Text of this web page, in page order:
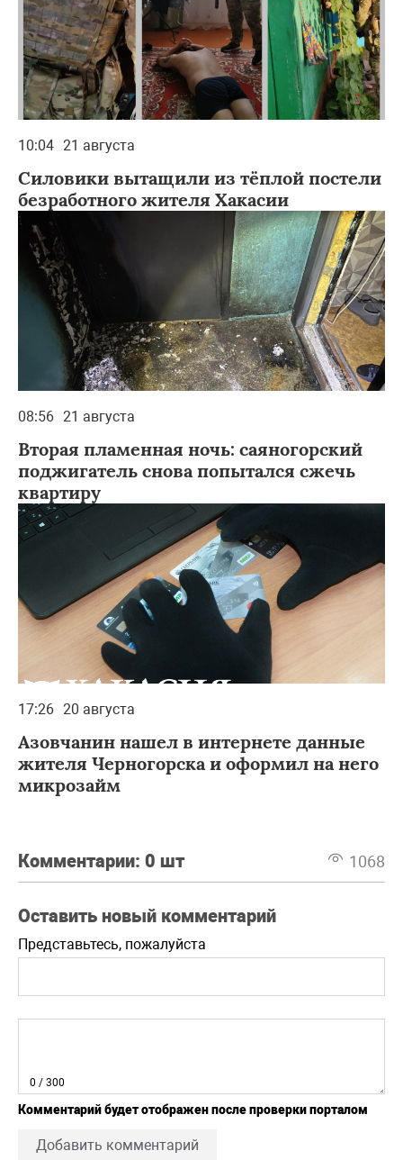
10:04 21 августа
Силовики вытащили из тёплой постели
безработного жителя Хакасии
08:56 21 августа
Вторая пламенная ночь: саяногорский
поджигатель снова попытался сжечь
квартиру
17:26 20 августа
Азовчанин нашел в интернете данные
жителя Черногорска и оформил на него
микрозайм
Комментарии: 0 шт 1068
Оставить новый комментарий
Представьтесь, пожалуйста
0 / 300
Комментарий будет отображен после проверки порталом
Добавить комментарий